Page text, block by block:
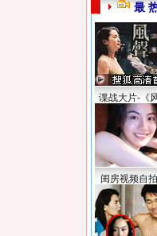
最
谍战大片-《
闺房视频自